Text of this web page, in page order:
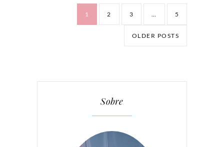
1 2 3 … 5
OLDER POSTS
Sobre